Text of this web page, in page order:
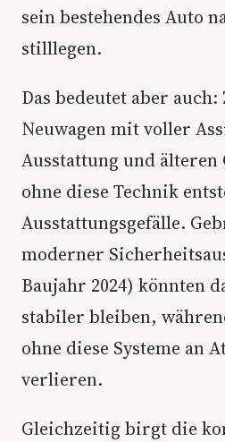
sein bestehendes Auto
stilllegen.
Das bedeutet aber auch:
Neuwagen mit voller
Ausstattung und älteren
ohne diese Technik
Ausstattungsgefälle.
moderner
Baujahr 2024) könnten
stabiler bleiben,
ohne diese Systeme an
verlieren.
Gleichzeitig birgt die